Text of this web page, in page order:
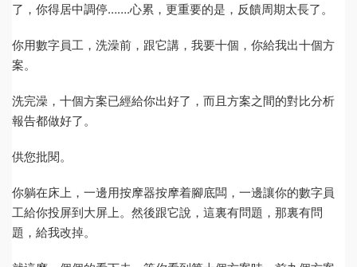
了，你得居中調停…….心累，更重要的是，反饋周期太長了。
你用數字員工，洗澡前，跟它講，我要十個，你給我出十個方
案。
洗完澡，十個方案已經給你出好了，而且方案之間的對比分析
報告都做好了。
供您批閱。
你躺在床上，一邊用按摩器按摩着腳底闆，一邊讓你的數字員
工給你投屏到大屏上。然後跟它說，這裏有問題，那裏有問
題，給我改掉。